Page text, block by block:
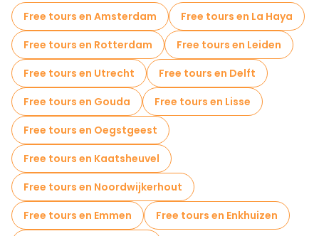
Free tours en Amsterdam
Free tours en La Haya
Free tours en Rotterdam
Free tours en Leiden
Free tours en Utrecht
Free tours en Delft
Free tours en Gouda
Free tours en Lisse
Free tours en Oegstgeest
Free tours en Kaatsheuvel
Free tours en Noordwijkerhout
Free tours en Emmen
Free tours en Enkhuizen